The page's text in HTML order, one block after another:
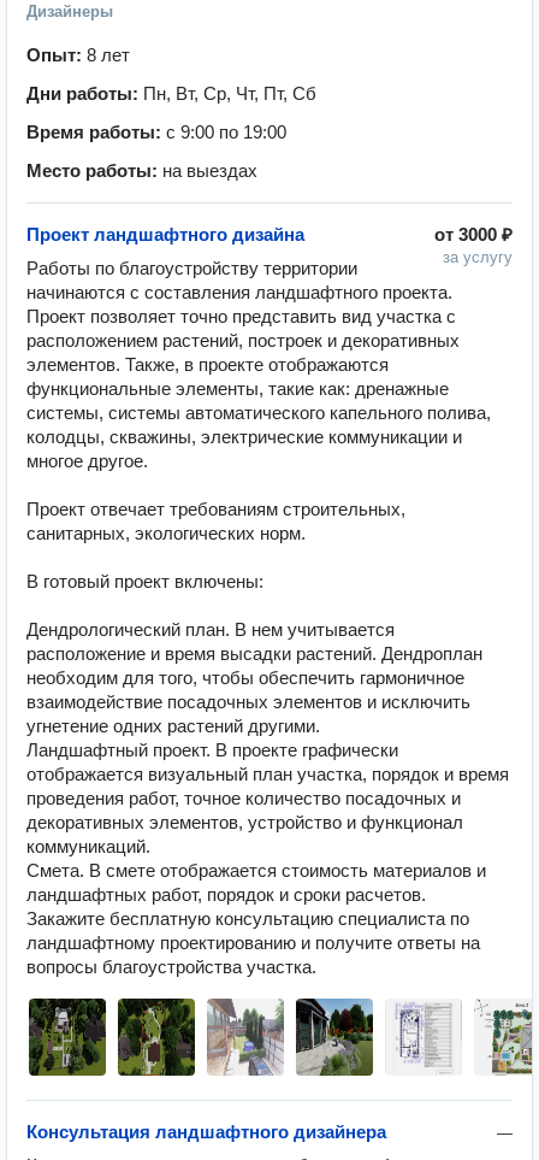
Дизайнеры
Опыт: 8 лет
Дни работы: Пн, Вт, Ср, Чт, Пт, Сб
Время работы: с 9:00 по 19:00
Место работы: на выездах
от 3000 ₽
за услугу
Проект ландшафтного дизайна
Работы по благоустройству территории
начинаются с составления ландшафтного проекта.
Проект позволяет точно представить вид участка с
расположением растений, построек и декоративных
элементов. Также, в проекте отображаются
функциональные элементы, такие как: дренажные
системы, системы автоматического капельного полива,
колодцы, скважины, электрические коммуникации и
многое другое.
Проект отвечает требованиям строительных,
санитарных, экологических норм.
В готовый проект включены:
Дендрологический план. В нем учитывается
расположение и время высадки растений. Дендроплан
необходим для того, чтобы обеспечить гармоничное
взаимодействие посадочных элементов и исключить
угнетение одних растений другими.
Ландшафтный проект. В проекте графически
отображается визуальный план участка, порядок и время
проведения работ, точное количество посадочных и
декоративных элементов, устройство и функционал
коммуникаций.
Смета. В смете отображается стоимость материалов и
ландшафтных работ, порядок и сроки расчетов.
Закажите бесплатную консультацию специалиста по
ландшафтному проектированию и получите ответы на
вопросы благоустройства участка.
—
Консультация ландшафтного дизайнера